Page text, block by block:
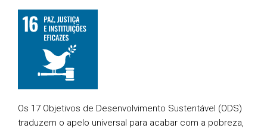
Os 17 Objetivos de Desenvolvimento Sustentável (ODS)
traduzem o apelo universal para acabar com a pobreza,